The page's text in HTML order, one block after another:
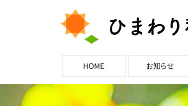
HOME お知らせ